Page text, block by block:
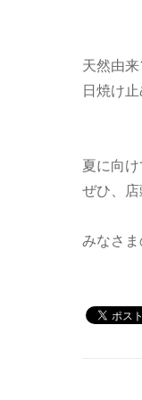
天然由
日焼け
夏に向
ぜひ、
みなさ